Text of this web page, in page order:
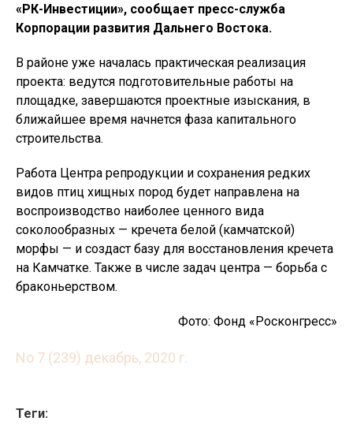
«РК-Инвестиции», сообщает пресс-служба
Корпорации развития Дальнего Востока.
В районе уже началась практическая реализация
проекта: ведутся подготовительные работы на
площадке, завершаются проектные изыскания, в
ближайшее время начнется фаза капитального
строительства.
Работа Центра репродукции и сохранения редких
видов птиц хищных пород будет направлена на
воспроизводство наиболее ценного вида
соколообразных — кречета белой (камчатской)
морфы — и создаст базу для восстановления кречета
на Камчатке. Также в числе задач центра — борьба с
браконьерством.
Фото: Фонд «Росконгресс»
No 7 (239) декабрь, 2020 г.
Теги: